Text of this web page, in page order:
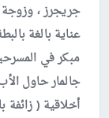
جريجرز ، وزوجة
عناية بالغة
مبكر في
جالمار حاول
أخلاقية (